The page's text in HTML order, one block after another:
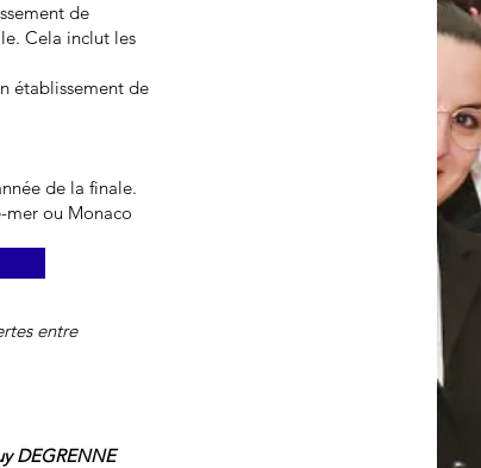
de
Cela inclut les
établissement de
de la finale.
ou Monaco​
entre
DEGRENNE